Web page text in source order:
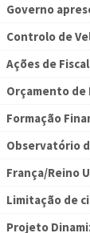
Governo
Controlo de
Ações de
Orçamento de
Formação
Observatório
França/Reino
Limitação de
Projeto